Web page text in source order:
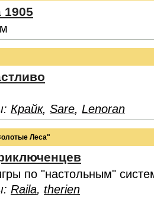
1905
Крайк, Sare, Lenoran
Леса"
по "настольным"
Raila, therien